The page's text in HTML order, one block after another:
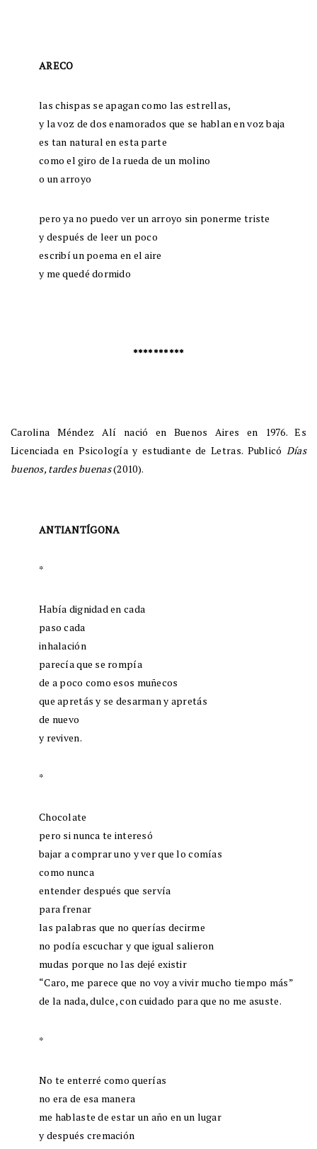
ARECO
las chispas se apagan como las estrellas,
y la voz de dos enamorados que se hablan en voz baja
es tan natural en esta parte
como el giro de la rueda de un molino
o un arroyo
pero ya no puedo ver un arroyo sin ponerme triste
y después de leer un poco
escribí un poema en el aire
y me quedé dormido
**********
Carolina Méndez Alí nació en Buenos Aires en 1976. Es
Licenciada en Psicología y estudiante de Letras. Publicó Días
buenos, tardes buenas(2010).
ANTIANTÍGONA
*
Había dignidad en cada
paso cada
inhalación
parecía que se rompía
de a poco como esos muñecos
que apretás y se desarman y apretás
de nuevo
y reviven.
*
Chocolate
pero si nunca te interesó
bajar a comprar uno y ver que lo comías
como nunca
entender después que servía
para frenar
las palabras que no querías decirme
no podía escuchar y que igual salieron
mudas porque no las dejé existir
“Caro, me parece que no voy a vivir mucho tiempo más”
de la nada, dulce, con cuidado para que no me asuste.
*
No te enterré como querías
no era de esa manera
me hablaste de estar un año en un lugar
y después cremación